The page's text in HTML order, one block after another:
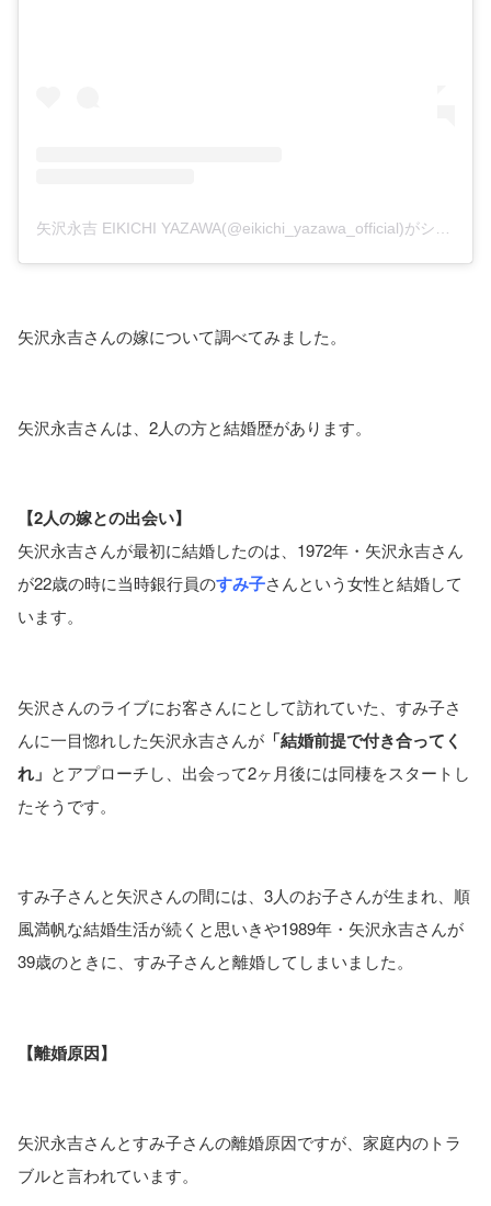
矢沢永吉さんの嫁について調べてみました。
矢沢永吉さんは、2人の方と結婚歴があります。
【2人の嫁との出会い】
矢沢永吉さんが最初に結婚したのは、1972年・矢沢永吉さん
が22歳の時に当時銀行員のすみ子さんという女性と結婚して
います。
矢沢さんのライブにお客さんにとして訪れていた、すみ子さ
んに一目惚れした矢沢永吉さんが 「結婚前提で付き合ってく
れ」 とアプローチし、出会って2ヶ月後には同棲をスタートし
たそうです。
すみ子さんと矢沢さんの間には、3人のお子さんが生まれ、順
風満帆な結婚生活が続くと思いきや1989年・矢沢永吉さんが
39歳のときに、すみ子さんと離婚してしまいました。
【離婚原因】
矢沢永吉さんとすみ子さんの離婚原因ですが、家庭内のトラ
ブルと言われています。